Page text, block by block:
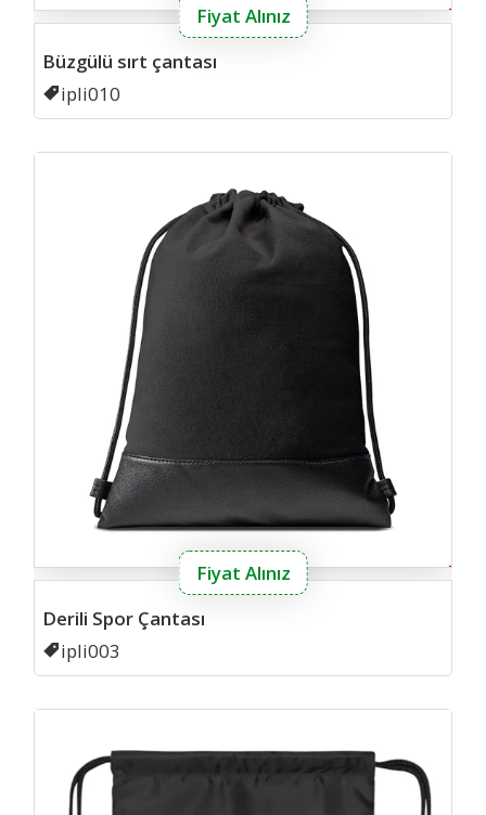
Fiyat Alınız
Büzgülü sırt çantası
Kodu
ipli010
Fiyat Alınız
Derili Spor Çantası
Kodu
ipli003